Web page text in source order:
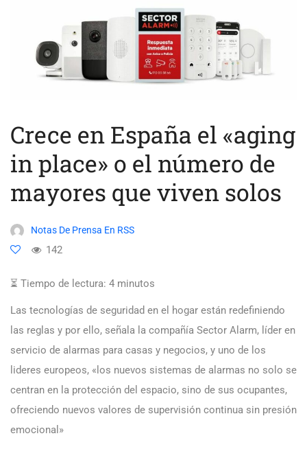
Crece en España el «aging
in place» o el número de
mayores que viven solos
Notas De Prensa En RSS
142
⏳ Tiempo de lectura: 4 minutos
Las tecnologías de seguridad en el hogar están redefiniendo
las reglas y por ello, señala la compañía Sector Alarm, líder en
servicio de alarmas para casas y negocios, y uno de los
lideres europeos, «los nuevos sistemas de alarmas no solo se
centran en la protección del espacio, sino de sus ocupantes,
ofreciendo nuevos valores de supervisión continua sin presión
emocional»